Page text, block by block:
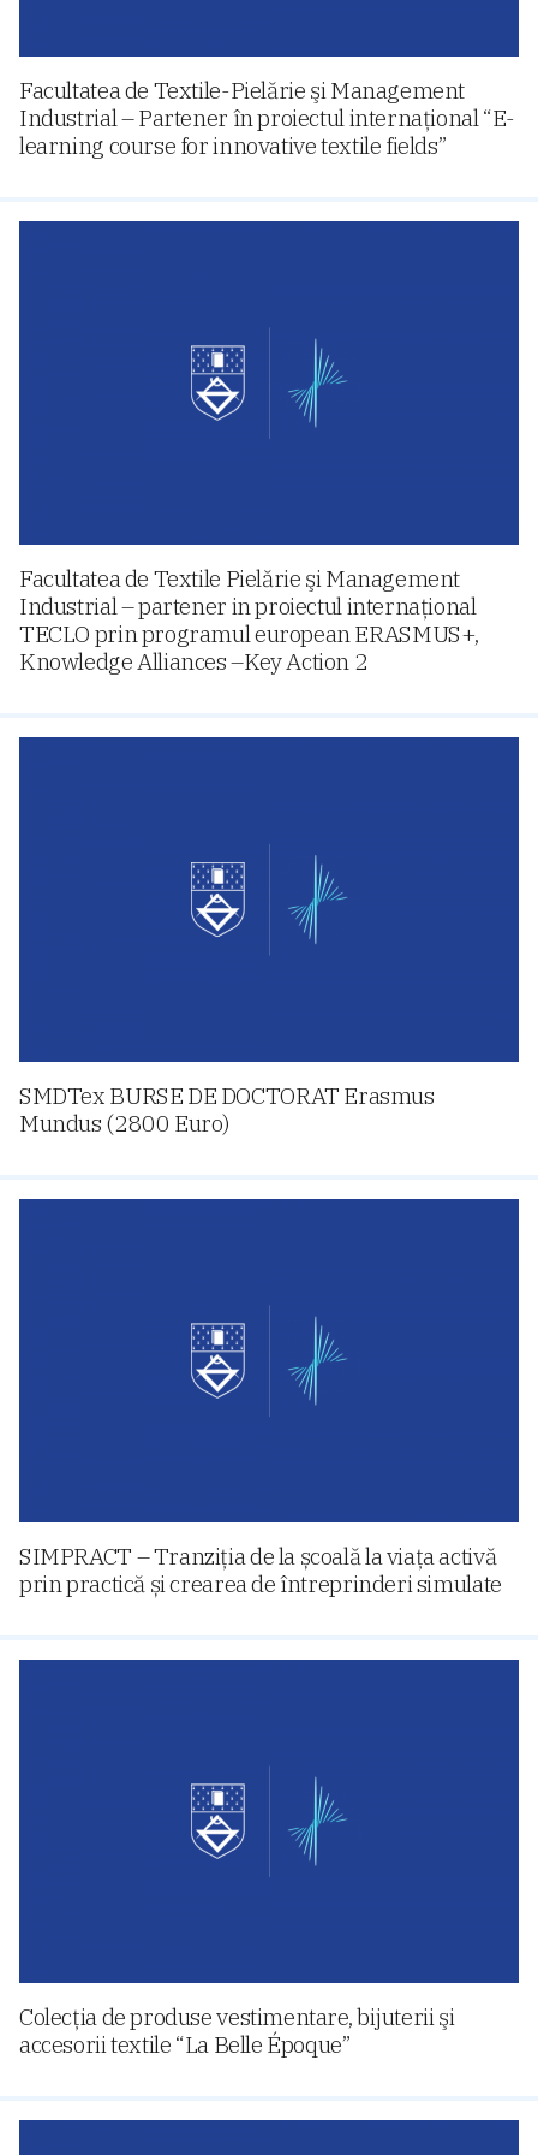
Facultatea de Textile-Pielărie şi Management
Industrial – Partener în proiectul internaţional “E-
learning course for innovative textile fields”
Facultatea de Textile Pielărie şi Management
Industrial – partener in proiectul internaţional
TECLO prin programul european ERASMUS+,
Knowledge Alliances –Key Action 2
SMDTex BURSE DE DOCTORAT Erasmus
Mundus (2800 Euro)
SIMPRACT – Tranziția de la școală la viața activă
prin practică și crearea de întreprinderi simulate
Colecţia de produse vestimentare, bijuterii şi
accesorii textile “La Belle Époque”